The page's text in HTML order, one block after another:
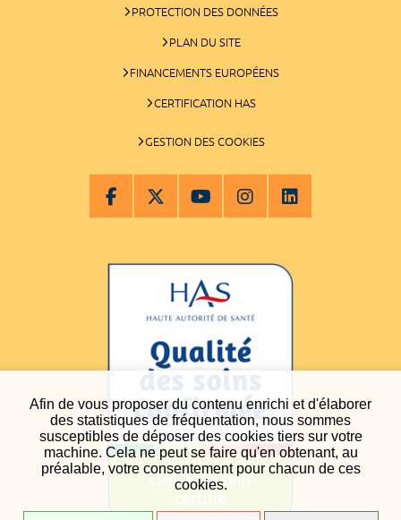
Afin de vous proposer du contenu enrichi et d'élaborer
des statistiques de fréquentation, nous sommes
susceptibles de déposer des cookies tiers sur votre
machine. Cela ne peut se faire qu'en obtenant, au
préalable, votre consentement pour chacun de ces
cookies.
PROTECTION DES DONNÉES
PLAN DU SITE
FINANCEMENTS EUROPÉENS
CERTIFICATION HAS
GESTION DES COOKIES